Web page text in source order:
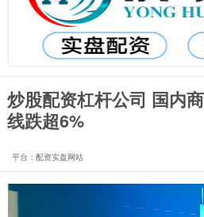
炒股配资杠杆公司 国内
线跌超6%
平台：配资实盘网站